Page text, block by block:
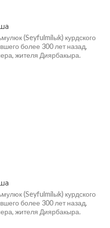
(Seyfulmilыk) курдского
более 300 лет назад,
жителя Диярбакыра.
(Seyfulmilыk) курдского
более 300 лет назад,
жителя Диярбакыра.